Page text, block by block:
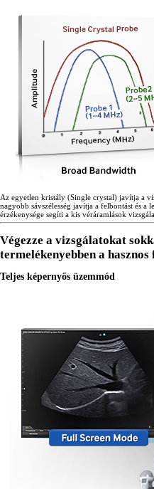
Az egyetlen kristály (Single crystal) javítja a
nagyobb sávszélesség javítja a felbontást és a
érzékenysége segíti a kis véráramlások
Végezze a vizsgálatokat
termelékenyebben a
Teljes képernyős üzemmód